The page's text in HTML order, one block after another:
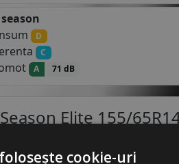
D
C
A 71 dB
Elite 155/
cookie-uri